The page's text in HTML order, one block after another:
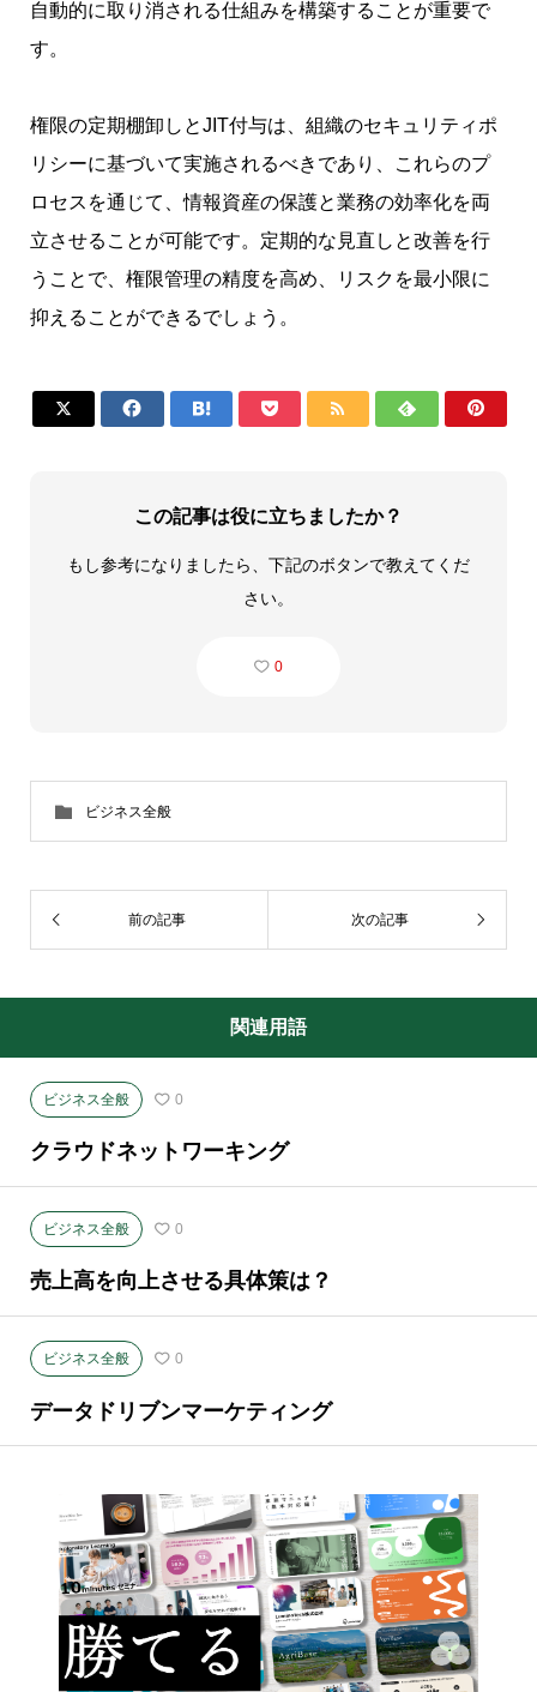
自動的に取り消される仕組みを構築することが重要で
す。
権限の定期棚卸しとJIT付与は、組織のセキュリティポ
リシーに基づいて実施されるべきであり、これらのプ
ロセスを通じて、情報資産の保護と業務の効率化を両
立させることが可能です。定期的な見直しと改善を行
うことで、権限管理の精度を高め、リスクを最小限に
抑えることができるでしょう。
      
この記事は役に立ちましたか？
もし参考になりましたら、下記のボタンで教えてくだ
さい。
0
ビジネス全般
前の記事 次の記事
関連用語
ビジネス全般 0
クラウドネットワーキング
ビジネス全般 0
売上高を向上させる具体策は？
ビジネス全般 0
データドリブンマーケティング